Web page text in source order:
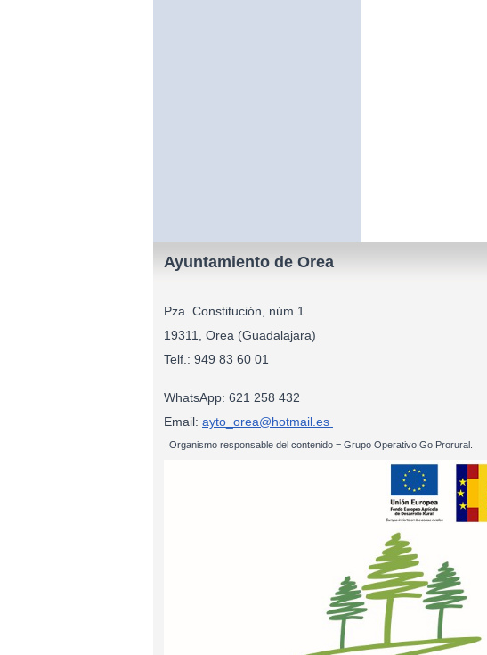
Ayuntamiento de Orea
Pza. Constitución, núm 1
19311, Orea (Guadalajara)
Telf.: 949 83 60 01
WhatsApp: 621 258 432
Email: ayto_orea@hotmail.es
Organismo responsable del contenido = Grupo Operativo Go Prorural.